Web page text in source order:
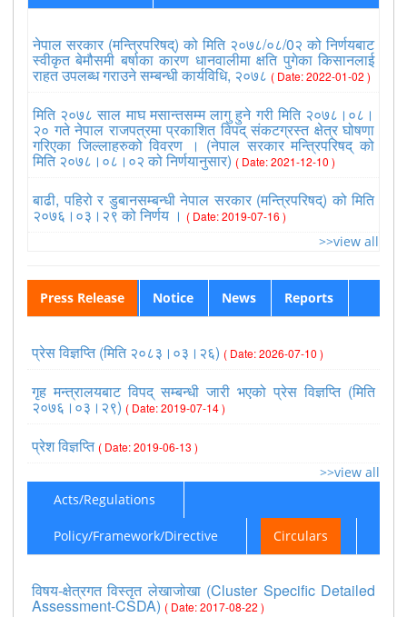
नेपाल सरकार (मन्त्रिपरिषद्) को मिति २०७८/०८/0२ को निर्णयबाट
स्वीकृत बेमौसमी बर्षाका कारण धानवालीमा क्षति पुगेका किसानलाई
राहत उपलब्ध गराउने सम्बन्धी कार्यविधि, २०७८ ( Date: 2022-01-02 )
मिति २०७८ साल माघ मसान्तसम्म लागु हुने गरी मिति २०७८।०८।
२० गते नेपाल राजपत्रमा प्रकाशित विपद् संकटग्रस्त क्षेत्र घोषणा
गरिएका जिल्लाहरुको विवरण । (नेपाल सरकार मन्त्रिपरिषद् को
मिति २०७८।०८।०२ को निर्णयानुसार) ( Date: 2021-12-10 )
बाढी, पहिरो र डुबानसम्बन्धी नेपाल सरकार (मन्त्रिपरिषद्) को मिति
२०७६।०३।२९ को निर्णय । ( Date: 2019-07-16 )
>>view all
Press Release Notice News Reports
प्रेस विज्ञप्ति (मिति २०८३।०३।२६) ( Date: 2026-07-10 )
गृह मन्त्रालयबाट विपद् सम्बन्धी जारी भएको प्रेस विज्ञप्ति (मिति
२०७६।०३।२९) ( Date: 2019-07-14 )
प्रेश विज्ञप्ति ( Date: 2019-06-13 )
>>view all
Acts/Regulations
Policy/Framework/Directive Circulars
विषय-क्षेत्रगत विस्तृत लेखाजोखा (Cluster Specific Detailed
Assessment-CSDA) ( Date: 2017-08-22 )